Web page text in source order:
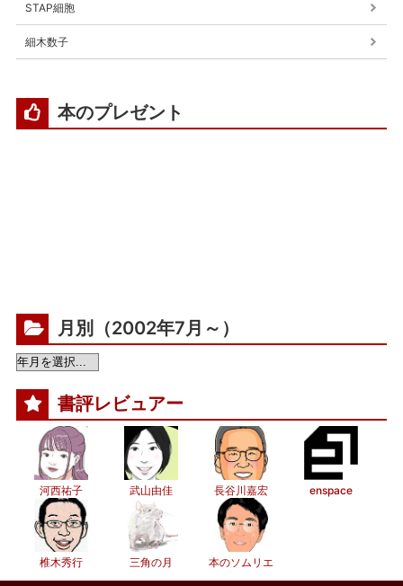
STAP細胞
細木数子
本のプレゼント
月別（2002年7月～）
書評レビュアー
河西祐子 武山由佳 長谷川嘉宏 enspace
椎木秀行 三角の月 本のソムリエ